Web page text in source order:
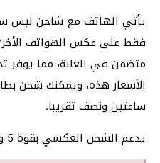
فقط على عكس الهواتف
متضمن في العلبة، مما يوفر
الأسعار هذه، ويمكنك شحن
ساعتين ونصف تقريبا.
يدعم الشحن العكسي بقوة 5 واط